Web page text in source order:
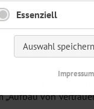
Mit
Interaktion.
schnell zu
von
Essenziell
Auswahl speichern
Impressum